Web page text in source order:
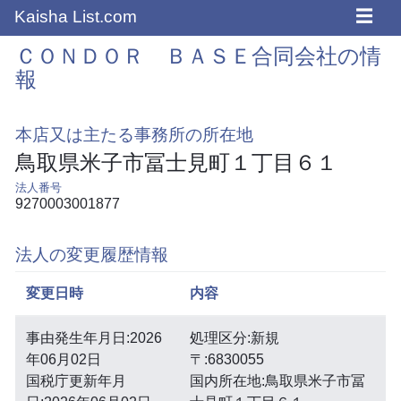
Kaisha List.com ☰
ＣＯＮＤＯＲ ＢＡＳＥ合同会社の情
報
本店又は主たる事務所の所在地
鳥取県米子市冨士見町１丁目６１
法人番号
9270003001877
法人の変更履歴情報
変更日時 内容
事由発生年月日:2026
年06月02日
国税庁更新年月
処理区分:新規
〒:6830055
国内所在地:鳥取県米子市冨